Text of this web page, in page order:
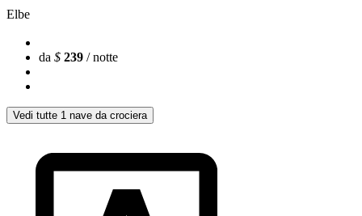
Elbe
da $ 239 / notte
Vedi tutte 1 nave da crociera